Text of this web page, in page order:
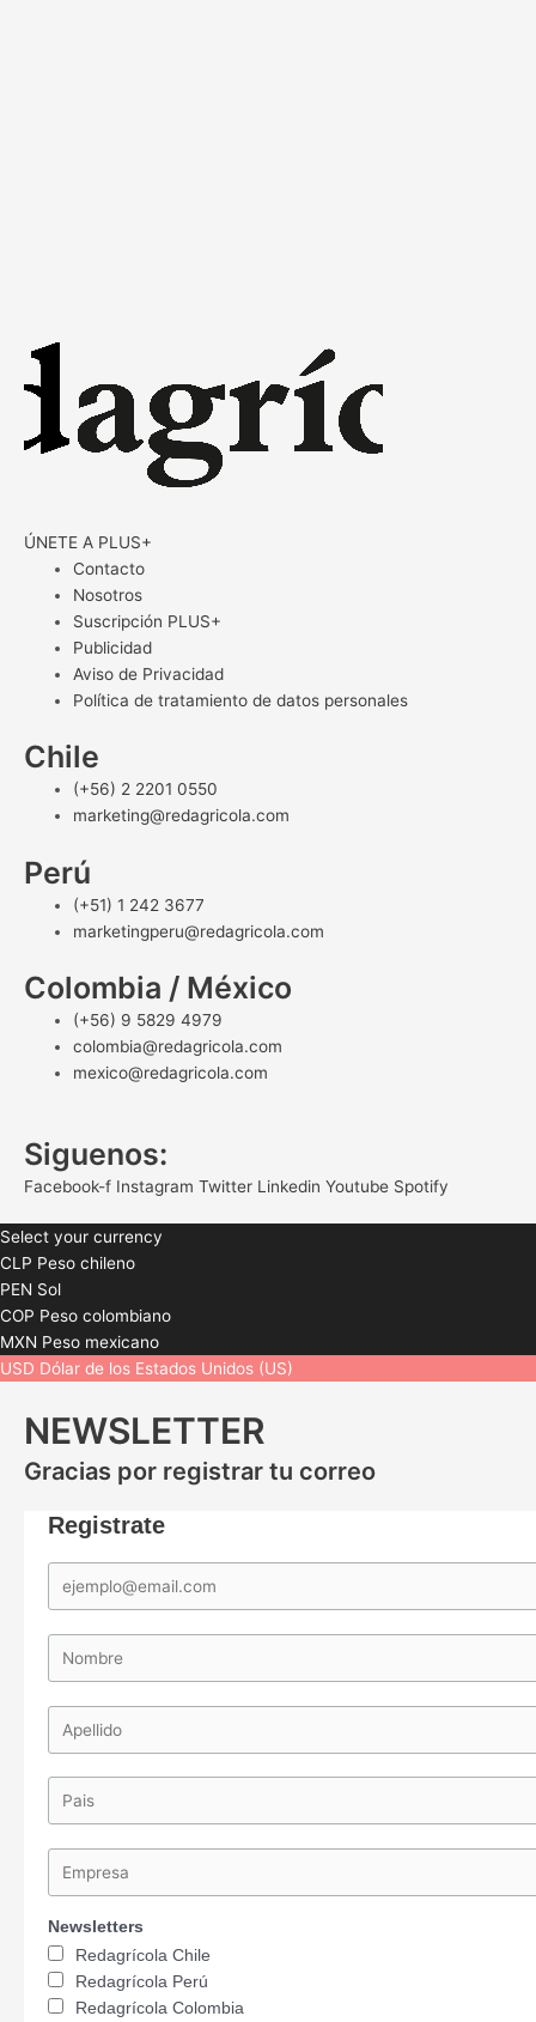
ÚNETE A PLUS+
Contacto
Nosotros
Suscripción PLUS+
Publicidad
Aviso de Privacidad
Política de tratamiento de datos personales
Chile
(+56) 2 2201 0550
marketing@redagricola.com
Perú
(+51) 1 242 3677
marketingperu@redagricola.com
Colombia / México
(+56) 9 5829 4979
colombia@redagricola.com
mexico@redagricola.com
Siguenos:
Facebook-f Instagram Twitter Linkedin Youtube Spotify
Select your currency
CLP Peso chileno
PEN Sol
COP Peso colombiano
MXN Peso mexicano
USD Dólar de los Estados Unidos (US)
NEWSLETTER
Gracias por registrar tu correo
Registrate
Newsletters
Redagrícola Chile
Redagrícola Perú
Redagrícola Colombia